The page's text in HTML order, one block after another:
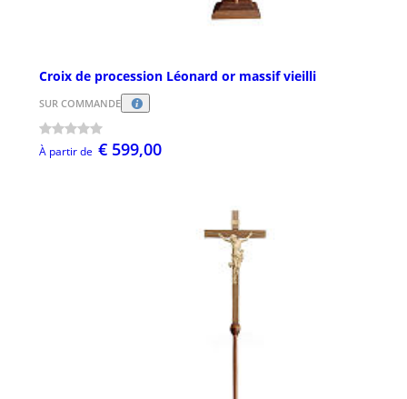
Croix de procession Léonard or massif vieilli
SUR COMMANDE
À partir de € 599,00